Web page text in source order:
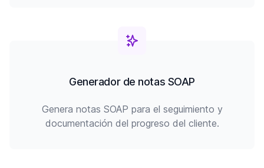
Generador de notas SOAP
Genera notas SOAP para el seguimiento y
documentación del progreso del cliente.